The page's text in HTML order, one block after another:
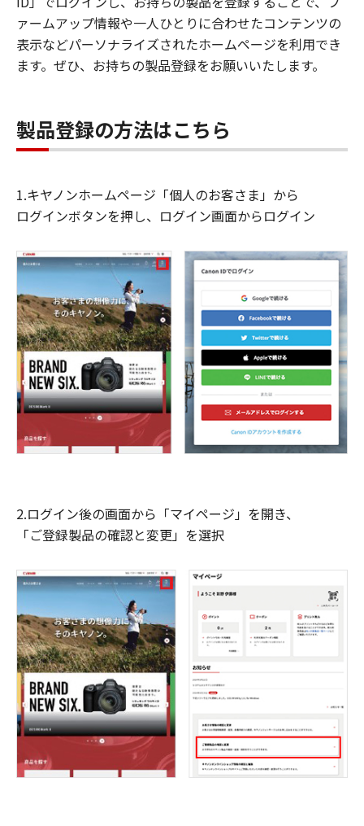
ァームアップ情報や一人ひとりに合わせたコンテンツの
表示などパーソナライズされたホームページを利用でき
ます。ぜひ、お持ちの製品登録をお願いいたします。
製品登録の方法はこちら
1.キヤノンホームページ「個人のお客さま」から
ログインボタンを押し、ログイン画面からログイン
2.ログイン後の画面から「マイページ」を開き、
「ご登録製品の確認と変更」を選択